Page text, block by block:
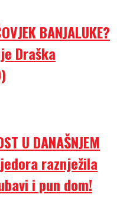
BANJALUKE?
Draška
U DANAŠNJEM
raznježila
i pun dom!